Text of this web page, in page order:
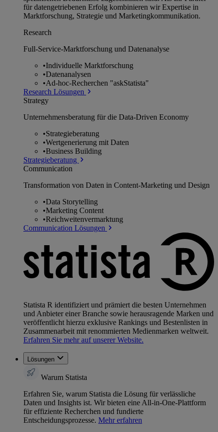
für datengetriebenen Erfolg kombinieren wir Expertise in
Marktforschung, Strategie und Marketingkommunikation.
Research
Full-Service-Marktforschung und Datenanalyse
•Individuelle Marktforschung
•Datenanalysen
•Ad-hoc-Recherchen "askStatista"
Research Lösungen
Strategy
Unternehmens­beratung für die Data-Driven Economy
•Strategieberatung
•Wertgenerierung mit Daten
•Business Building
Strategieberatung
Communication
Transformation von Daten in Content-Marketing und Design
•Data Storytelling
•Marketing Content
•Reichweitenvermarktung
Communication Lösungen
Statista R identifiziert und prämiert die besten Unternehmen
und Anbieter einer Branche sowie herausragende Marken und
veröffentlicht hierzu exklusive Rankings und Bestenlisten in
Zusammenarbeit mit renommierten Medienmarken weltweit.
Erfahren Sie mehr auf unserer Website.
Lösungen
Warum Statista
Erfahren Sie, warum Statista die Lösung für verlässliche
Daten und Insights ist. Wir bieten eine All-in-One-Plattform
für effiziente Recherchen und fundierte
Entscheidungsprozesse. Mehr erfahren